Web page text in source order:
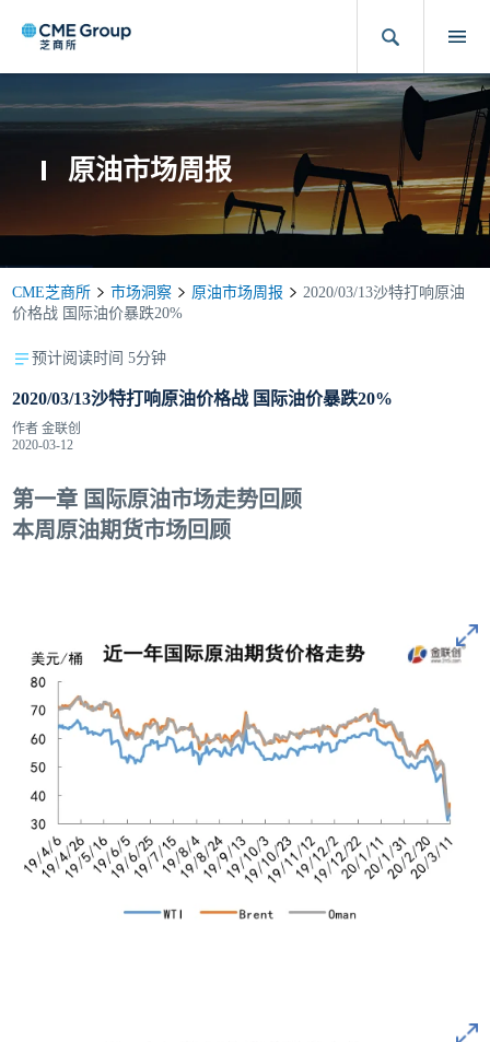
原油市场周报
CME芝商所 市场洞察 原油市场周报
2020/03/13沙特打响原油
价格战 国际油价暴跌20%
预计阅读时间 5分钟
2020/03/13沙特打响原油价格战 国际油价暴跌20%
作者金联创
2020-03-12
第一章 国际原油市场走势回顾
本周原油期货市场回顾